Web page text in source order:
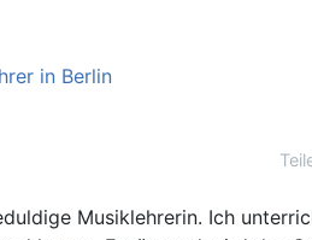
in Berlin
Musiklehrerin. Ich